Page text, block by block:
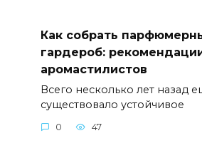
Как собрать
гардероб:
аромастилистов
Всего несколько лет назад
существовало устойчивое
0 47